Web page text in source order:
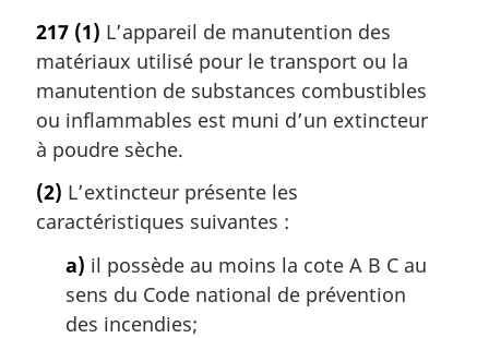
217 (1) L’appareil de manutention des
matériaux utilisé pour le transport ou la
manutention de substances combustibles
ou inflammables est muni d’un extincteur
à poudre sèche.
(2) L’extincteur présente les
caractéristiques suivantes :
a) il possède au moins la cote A B C au
sens du Code national de prévention
des incendies;